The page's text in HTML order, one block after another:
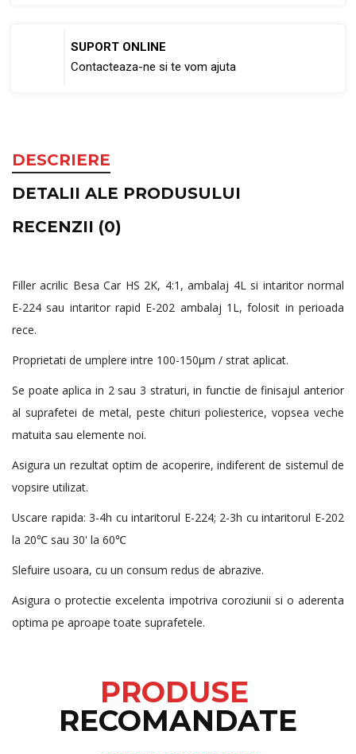
SUPORT ONLINE
Contacteaza-ne si te vom ajuta
DESCRIERE
DETALII ALE PRODUSULUI
RECENZII (0)
Filler acrilic Besa Car HS 2K, 4:1, ambalaj 4L si intaritor normal
E-224 sau intaritor rapid E-202 ambalaj 1L, folosit in perioada
rece.
Proprietati de umplere intre 100-150µm / strat aplicat.
Se poate aplica in 2 sau 3 straturi, in functie de finisajul anterior
al suprafetei de metal, peste chituri poliesterice, vopsea veche
matuita sau elemente noi.
Asigura un rezultat optim de acoperire, indiferent de sistemul de
vopsire utilizat.
Uscare rapida: 3-4h cu intaritorul E-224; 2-3h cu intaritorul E-202
la 20℃ sau 30' la 60℃
Slefuire usoara, cu un consum redus de abrazive.
Asigura o protectie excelenta impotriva coroziunii si o aderenta
optima pe aproape toate suprafetele.
PRODUSE
RECOMANDATE